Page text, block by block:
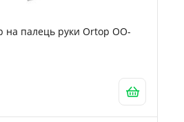
на палець руки Ortop OO-